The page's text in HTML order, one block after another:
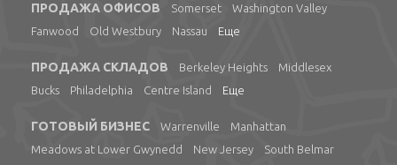
ПРОДАЖА ОФИСОВ Somerset
Washington Valley
Fanwood
Old Westbury Nassau Еще
ПРОДАЖА СКЛАДОВ Berkeley Heights
Middlesex
Bucks
Philadelphia Centre Island Еще
ГОТОВЫЙ БИЗНЕС Warrenville
Manhattan
Meadows at Lower Gwynedd
New Jersey
South Belmar